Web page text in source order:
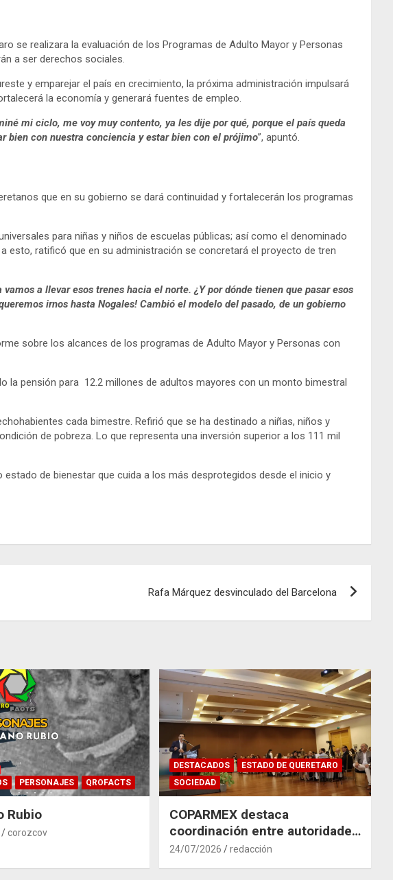
se realizara la evaluación de los Programas de Adulto Mayor y Personas
a ser derechos sociales.
y emparejar el país en crecimiento, la próxima administración impulsará
la economía y generará fuentes de empleo.
mi ciclo, me voy muy contento, ya les dije por qué, porque el país queda
bien con nuestra conciencia y estar bien con el prójimo”, apuntó.
que en su gobierno se dará continuidad y fortalecerán los programas
para niñas y niños de escuelas públicas; así como el denominado
esto, ratificó que en su administración se concretará el proyecto de tren
a llevar esos trenes hacia el norte. ¿Y por dónde tienen que pasar esos
irnos hasta Nogales! Cambió el modelo del pasado, de un gobierno
sobre los alcances de los programas de Adulto Mayor y Personas con
la pensión para 12.2 millones de adultos mayores con un monto bimestral
cada bimestre. Refirió que se ha destinado a niñas, niños y
de pobreza. Lo que representa una inversión superior a los 111 mil
de bienestar que cuida a los más desprotegidos desde el inicio y
Rafa Márquez desvinculado del Barcelona
PERSONAJES QROFACTS
Rubio
corozcov
DESTACADOS
ESTADO DE QUERETARO
SOCIEDAD
COPARMEX destaca
coordinación entre autoridades
y empresas para mitigar el
24/07/2026 redacción